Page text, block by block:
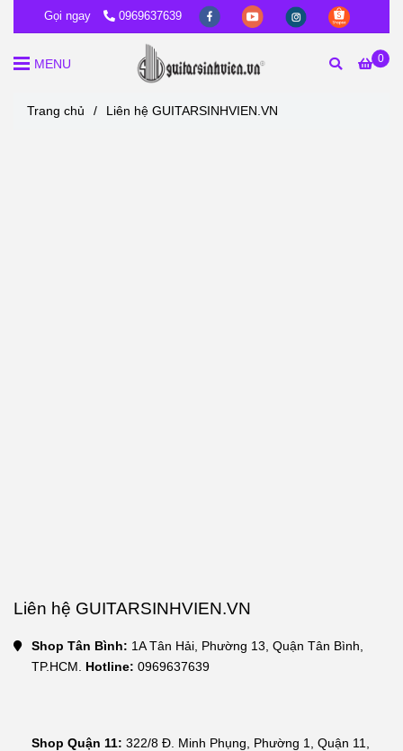
Gọi ngay 0969637639
0
MENU
Trang chủ / Liên hệ GUITARSINHVIEN.VN
Liên hệ GUITARSINHVIEN.VN
Shop Tân Bình: 1A Tân Hải, Phường 13, Quận Tân Bình,
TP.HCM. Hotline: 0969637639
Shop Quận 11: 322/8 Đ. Minh Phụng, Phường 1, Quận 11,